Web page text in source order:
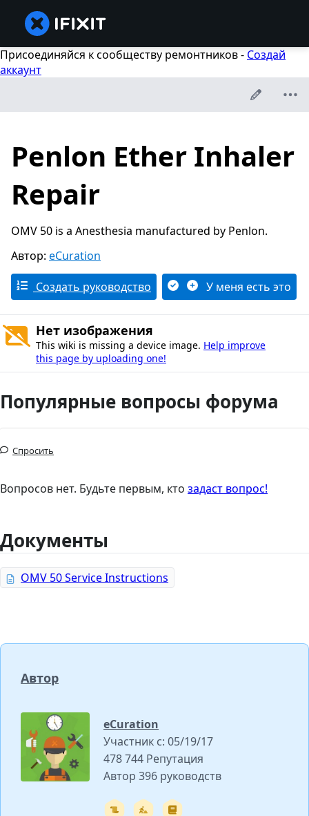
Присоединяйся к сообществу ремонтников - Создай
аккаунт
Penlon Ether Inhaler
Repair
OMV 50 is a Anesthesia manufactured by Penlon.
Автор: eCuration
Создать руководство У меня есть это
Нет изображения
This wiki is missing a device image. Help improve
this page by uploading one!
Популярные вопросы форума
Спросить
Вопросов нет. Будьте первым, кто задаст вопрос!
Документы
OMV 50 Service Instructions
Автор
eCuration
Участник с: 05/19/17
478 744 Репутация
Автор 396 руководств